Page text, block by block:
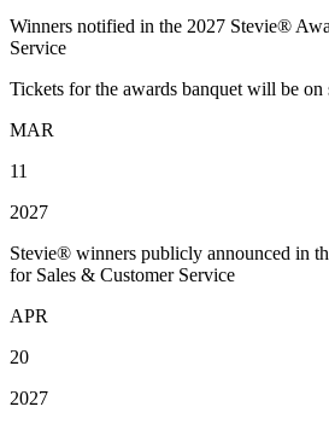
Winners notified in the 2027 Stevie®
Service
Tickets for the awards banquet will be on
MAR
11
2027
Stevie® winners publicly announced in
for Sales & Customer Service
APR
20
2027